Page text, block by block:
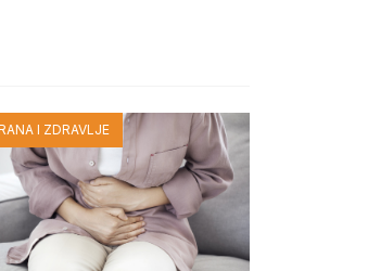
I ZDRAVLJE